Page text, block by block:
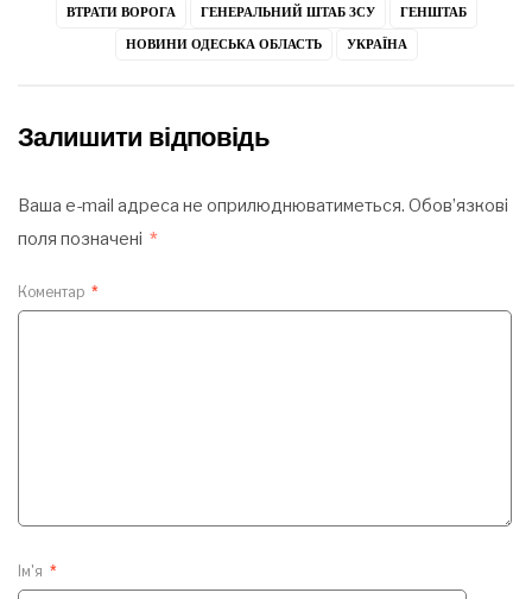
ВТРАТИ ВОРОГА
ГЕНЕРАЛЬНИЙ ШТАБ ЗСУ
ГЕНШТАБ
НОВИНИ ОДЕСЬКА ОБЛАСТЬ
УКРАЇНА
Залишити відповідь
Ваша e-mail адреса не оприлюднюватиметься. Обов’язкові
поля позначені *
Коментар *
Ім'я *